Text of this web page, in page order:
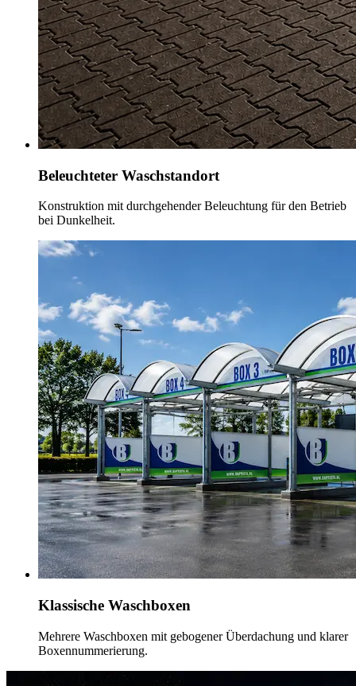
Beleuchteter Waschstandort
Konstruktion mit durchgehender Beleuchtung für den Betrieb
bei Dunkelheit.
Klassische Waschboxen
Mehrere Waschboxen mit gebogener Überdachung und klarer
Boxennummerierung.